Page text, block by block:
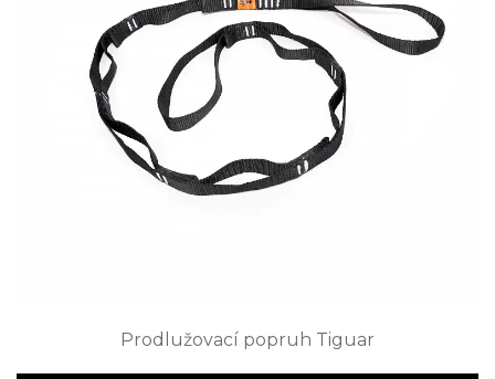
Prodlužovací popruh Tiguar